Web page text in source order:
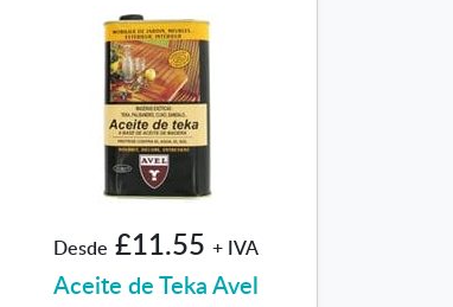
Desde £11.55 + IVA
Aceite de Teka Avel